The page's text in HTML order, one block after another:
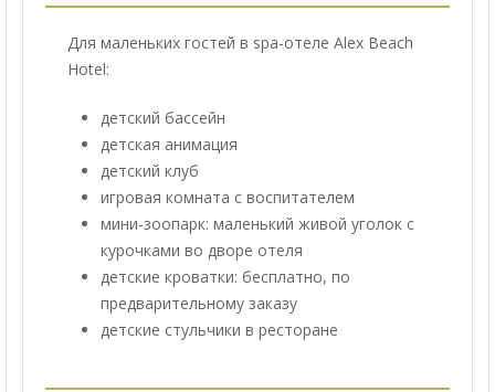
Для маленьких гостей в spa-отеле Alex Beach
Hotel:
детский бассейн
детская анимация
детский клуб
игровая комната с воспитателем
мини-зоопарк: маленький живой уголок с
курочками во дворе отеля
детские кроватки: бесплатно, по
предварительному заказу
детские стульчики в ресторане